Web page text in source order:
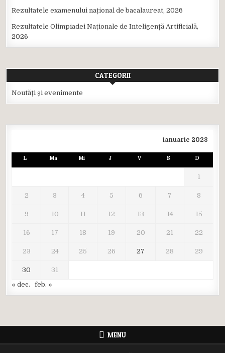
Rezultatele examenului național de bacalaureat, 2026
Rezultatele Olimpiadei Naționale de Inteligență Artificială,
2026
CATEGORII
Noutăți și evenimente
ianuarie 2023
L Ma Mi J V S D
1
2 3 4 5 6 7 8
9 10 11 12 13 14 15
16 17 18 19 20 21 22
23 24 25 26 27 28 29
30
31
« dec.
feb. »
MENU